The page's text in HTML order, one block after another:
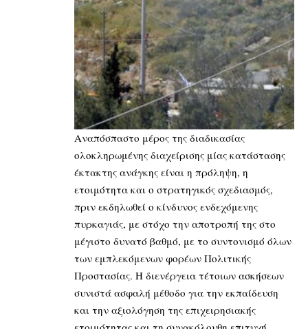
Αναπόσπαστο μέρος της διαδικασίας
ολοκληρωμένης διαχείρισης μίας κατάστασης
έκτακτης ανάγκης είναι η πρόληψη, η
ετοιμότητα και ο στρατηγικός σχεδιασμός,
πριν εκδηλωθεί ο κίνδυνος ενδεχόμενης
πυρκαγιάς, με στόχο την αποτροπή της στο
μέγιστο δυνατό βαθμό, με το συντονισμό όλων
των εμπλεκόμενων φορέων Πολιτικής
Προστασίας. Η διενέργεια τέτοιων ασκήσεων
συνιστά ασφαλή μέθοδο για την εκπαίδευση
και την αξιολόγηση της επιχειρησιακής